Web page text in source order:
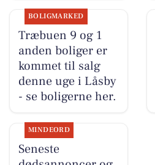
BOLIGMARKED
Træbuen 9 og 1
anden boliger er
kommet til salg
denne uge i Låsby
- se boligerne her.
MINDEORD
Seneste